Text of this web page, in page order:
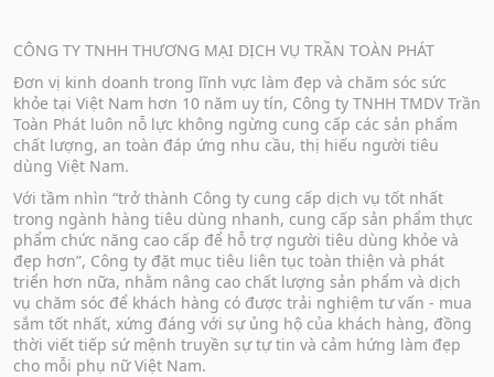
CÔNG TY TNHH THƯƠNG MẠI DỊCH VỤ TRẦN TOÀN PHÁT
Đơn vị kinh doanh trong lĩnh vực làm đẹp và chăm sóc sức
khỏe tại Việt Nam hơn 10 năm uy tín, Công ty TNHH TMDV Trần
Toàn Phát luôn nỗ lực không ngừng cung cấp các sản phẩm
chất lượng, an toàn đáp ứng nhu cầu, thị hiếu người tiêu
dùng Việt Nam.
Với tầm nhìn “trở thành Công ty cung cấp dịch vụ tốt nhất
trong ngành hàng tiêu dùng nhanh, cung cấp sản phẩm thực
phẩm chức năng cao cấp để hỗ trợ người tiêu dùng khỏe và
đẹp hơn”, Công ty đặt mục tiêu liên tục toàn thiện và phát
triển hơn nữa, nhằm nâng cao chất lượng sản phẩm và dịch
vụ chăm sóc để khách hàng có được trải nghiệm tư vấn - mua
sắm tốt nhất, xứng đáng với sự ủng hộ của khách hàng, đồng
thời viết tiếp sứ mệnh truyền sự tự tin và cảm hứng làm đẹp
cho mỗi phụ nữ Việt Nam.